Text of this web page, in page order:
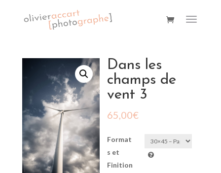
Dans les
champs de
vent 3
65,00€
Format
s et
Finition